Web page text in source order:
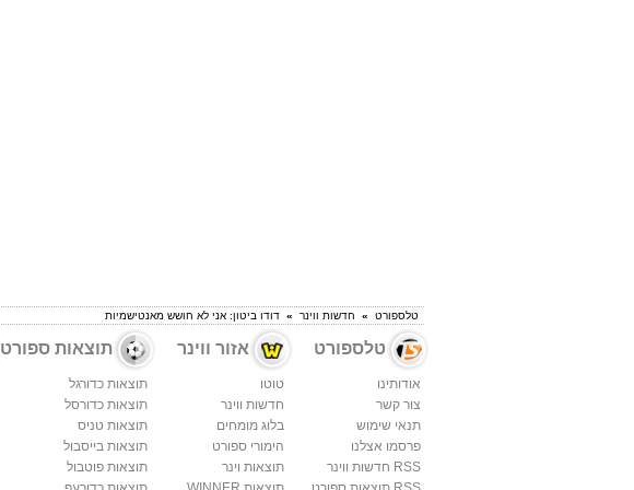
טלספורט » חדשות ווינר » דודו ביטון: אני לא חושש מאנטישמיות
טלספורט
אודותינו
צור קשר
תנאי שימוש
פרסמו אצלנו
RSS חדשות ווינר
אזור ווינר
טוטו
חדשות ווינר
בלוג מומחים
הימורי ספורט
תוצאות וינר
תוצאות ספורט
תוצאות כדורגל
תוצאות כדורסל
תוצאות טניס
תוצאות בייסבול
תוצאות פוטבול